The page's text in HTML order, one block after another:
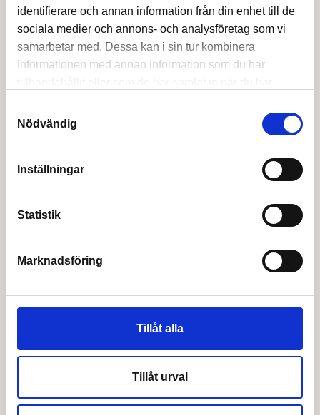
identifierare och annan information från din enhet till de
sociala medier och annons- och analysföretag som vi
samarbetar med. Dessa kan i sin tur kombinera
informationen med annan information som du har
Nödvändig
Inställningar
Statistik
Marknadsföring
Tillåt alla
Tillåt urval
BUD
ROSENGATAN 7G/ CENTRUM